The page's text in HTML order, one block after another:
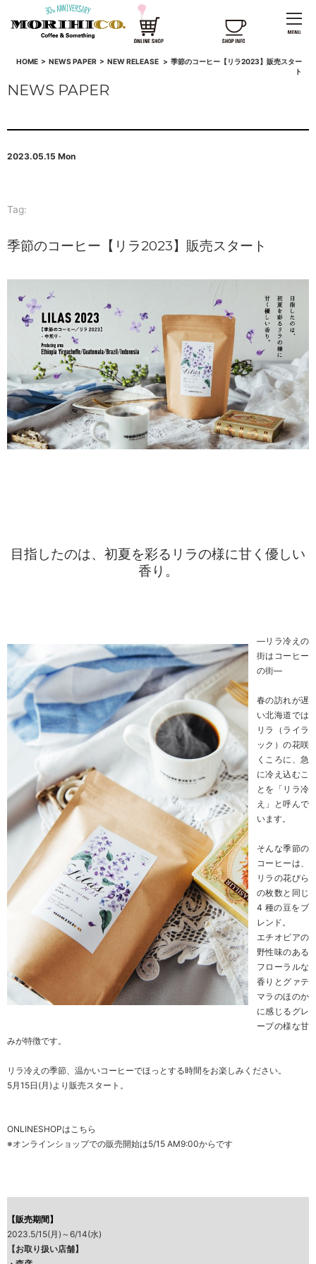
HOME> NEWS PAPER> NEW RELEASE > 季節のコーヒー【リラ2023】販売スター
ト
NEWS PAPER
2023.05.15 Mon
Tag:
季節のコーヒー【リラ2023】販売スタート
目指したのは、初夏を彩るリラの様に甘く優しい
香り。
―リラ冷えの
街はコーヒー
の街―
春の訪れが遅
い北海道では
リラ（ライラ
ック）の花咲
くころに、急
に冷え込むこ
とを「リラ冷
え」と呼んで
います。
そんな季節の
コーヒーは、
リラの花びら
の枚数と同じ
4 種の豆をブ
レンド。
エチオピアの
野性味のある
フローラルな
香りとグァテ
マラのほのか
に感じるグレ
ープの様な甘
みが特徴です。
リラ冷えの季節、温かいコーヒーでほっとする時間をお楽しみください。
5月15日(月)より販売スタート。
ONLINESHOPは こちら
※オンラインショップでの販売開始は5/15 AM9:00からです
【販売期間】
2023.5/15(月)～6/14(水)
【お取り扱い店舗】